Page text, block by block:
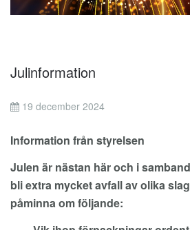
Julinformation
19 december 2024
Information från styrelsen
Julen är nästan här och i
bli extra mycket avfall av olika
påminna om följande: